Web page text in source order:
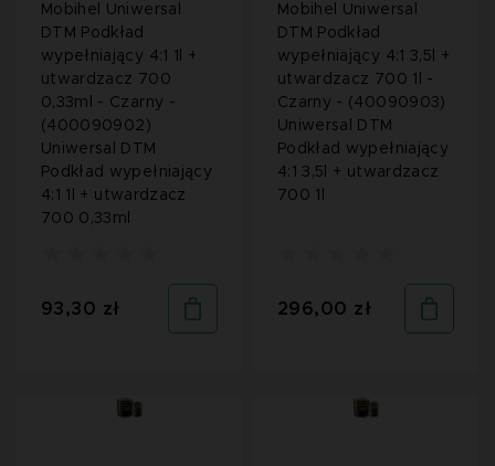
Mobihel Uniwersal
DTM Podkład
wypełniający 4:1 1l +
utwardzacz 700
0,33ml - Czarny -
(400090902)
Uniwersal DTM
Podkład wypełniający
4:1 1l + utwardzacz
700 0,33ml
93,30 zł
Mobihel Uniwersal
DTM Podkład
wypełniający 4:1 3,5l +
utwardzacz 700 1l -
Czarny - (40090903)
Uniwersal DTM
Podkład wypełniający
4:1 3,5l + utwardzacz
700 1l
296,00 zł